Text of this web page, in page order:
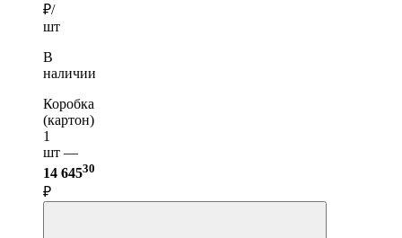
₽/
шт
В
наличии
Коробка
(картон)
1
шт —
14 64530
₽